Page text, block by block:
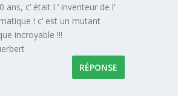
ans, c’ était l ‘ inventeur de l’
! c’ est un mutant
incroyable !!!
RÉPONSE